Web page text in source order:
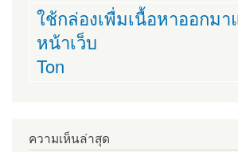
ใช้กล่องเพื่มเนื้อหาออกมา
หน้าเว็บ
Ton
ความเห็นล่าสุด